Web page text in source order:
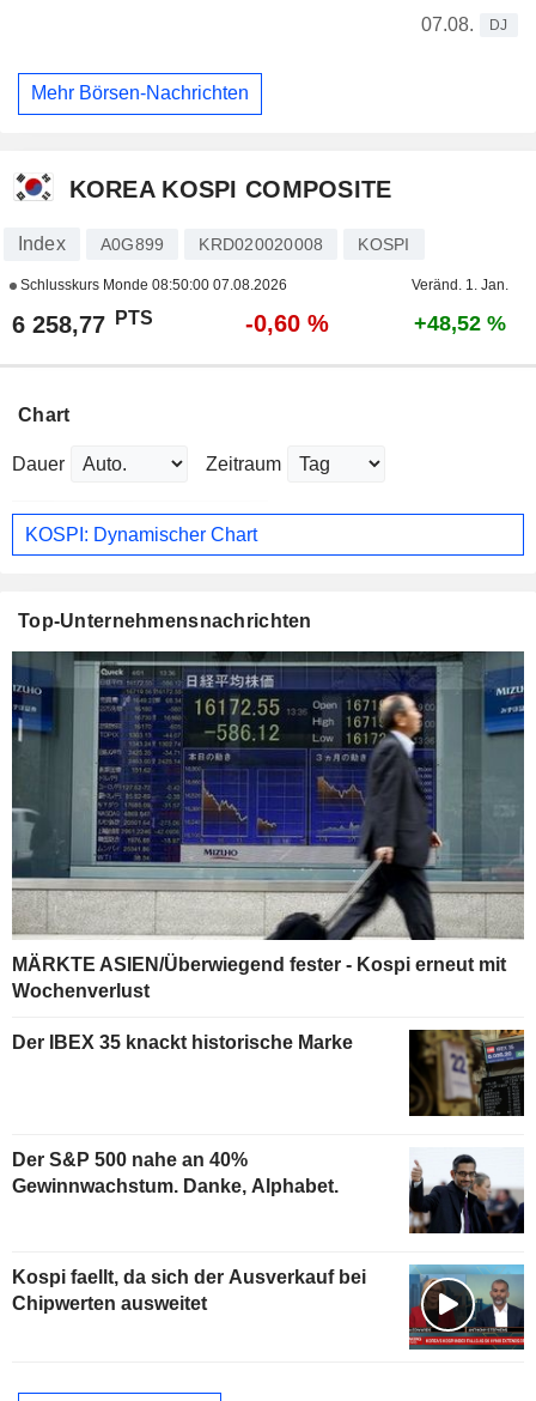
07.08.
DJ
Mehr Börsen-Nachrichten
KOREA KOSPI COMPOSITE
Index A0G899 KRD020020008 KOSPI
Schlusskurs Monde 08:50:00 07.08.2026 Veränd. 1. Jan.
6 258,77 PTS -0,60 % +48,52 %
Chart
Dauer Zeitraum
KOSPI: Dynamischer Chart
Top-Unternehmensnachrichten
MÄRKTE ASIEN/Überwiegend fester - Kospi erneut mit
Wochenverlust
Der IBEX 35 knackt historische Marke
Der S&P 500 nahe an 40%
Gewinnwachstum. Danke, Alphabet.
Kospi faellt, da sich der Ausverkauf bei
Chipwerten ausweitet